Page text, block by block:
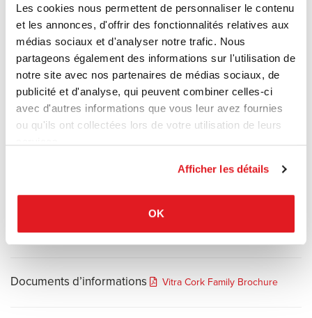
Les cookies nous permettent de personnaliser le contenu
et les annonces, d'offrir des fonctionnalités relatives aux
médias sociaux et d'analyser notre trafic. Nous
partageons également des informations sur l'utilisation de
notre site avec nos partenaires de médias sociaux, de
publicité et d'analyse, qui peuvent combiner celles-ci
avec d'autres informations que vous leur avez fournies
ou qu'ils ont collectées lors de votre utilisation de leurs
Afficher les détails
OK
contemporain. Éditée par la célèbre maison suisse Vitra, cette série
de petits meubles démontre qu'un objet peut être à la fois
extrêmement simple, fonctionnel et doté d'une forte personnalité.
La grande particularité de la Cork Family réside dans son matériau
de fabrication : le liège naturel.
Éco-responsable : Le liège est une ressource renouvelable, légère
liège offre une texture agréable, douce et chaleureuse au toucher.
Documents d’informations Vitra Cork Family Brochure